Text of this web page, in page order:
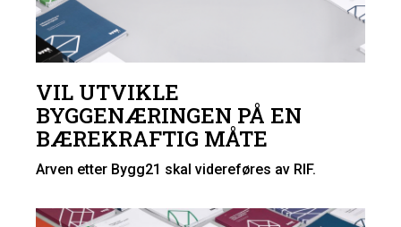
VIL UTVIKLE
BYGGENÆRINGEN PÅ EN
BÆREKRAFTIG MÅTE
Arven etter Bygg21 skal videreføres av RIF.